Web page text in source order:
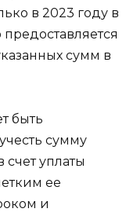
в 2023 году в
сумм в
быть
сумму
уплаты
ее
и